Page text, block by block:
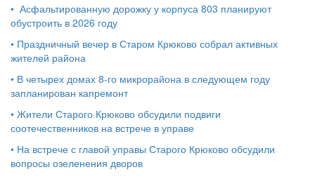
• Асфальтированную дорожку у корпуса 803 планируют
обустроить в 2026 году
• Праздничный вечер в Старом Крюково собрал активных
жителей района
• В четырех домах 8-го микрорайона в следующем году
запланирован капремонт
• Жители Старого Крюково обсудили подвиги
соотечественников на встрече в управе
• На встрече с главой управы Старого Крюково обсудили
вопросы озеленения дворов